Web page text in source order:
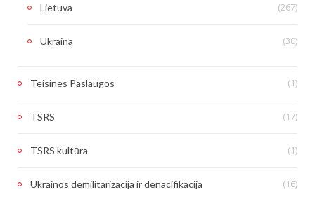
Lietuva (267)
Ukraina (30)
Teisines Paslaugos (1)
TSRS (17)
TSRS kultūra (1)
Ukrainos demilitarizacija ir denacifikacija (16)